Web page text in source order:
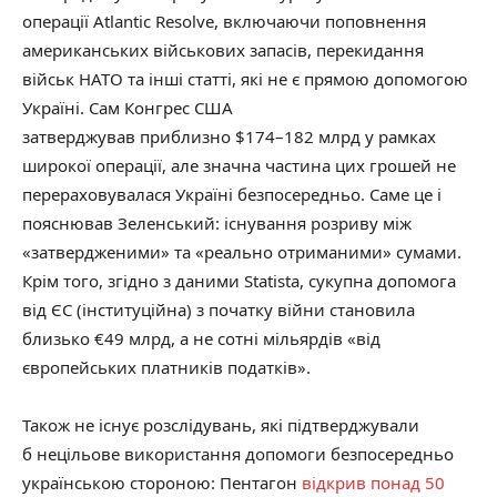
операції Atlantic Resolve, включаючи поповнення
американських військових запасів, перекидання
військ НАТО та інші статті, які не є прямою допомогою
Україні. Сам Конгрес США
затверджував приблизно $174–182 млрд у рамках
широкої операції, але значна частина цих грошей не
перераховувалася Україні безпосередньо. Саме це і
пояснював Зеленський: існування розриву між
«затвердженими» та «реально отриманими» сумами.
Крім того, згідно з даними Statista, сукупна допомога
від ЄС (інституційна) з початку війни становила
близько €49 млрд, а не сотні мільярдів «від
європейських платників податків».
Також не існує розслідувань, які підтверджували
б нецільове використання допомоги безпосередньо
українською стороною: Пентагон відкрив понад 50